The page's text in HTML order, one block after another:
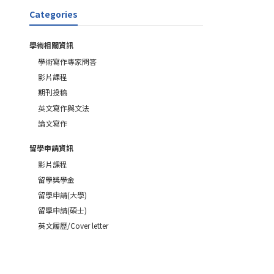
Categories
學術相關資訊
學術寫作專家問答
影片課程
期刊投稿
英文寫作與文法
論文寫作
留學申請資訊
影片課程
留學獎學金
留學申請(大學)
留學申請(碩士)
英文履歷/Cover letter